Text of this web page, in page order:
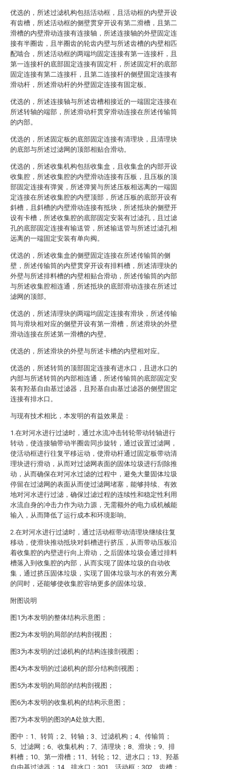
优选的，所述过滤机构包括活动框，且活动框的内壁开设
有齿槽，所述活动框的侧壁贯穿开设有第二滑槽，且第二
滑槽的内壁滑动连接有连接轴，所述连接轴的外壁固定连
接有半圈齿，且半圈齿的轮齿内壁与所述齿槽的内壁相匹
配啮合，所述活动框的两端均固定连接有第一连接杆，且
第一连接杆的底部固定连接有固定杆，所述固定杆的底部
固定连接有第二连接杆，且第二连接杆的侧壁固定连接有
滑动杆，所述滑动杆的外壁固定连接有固定板。
优选的，所述连接轴与所述齿槽相接近的一端固定连接在
所述转轴的端部，所述滑动杆贯穿滑动连接在所述传输筒
的内部。
优选的，所述固定板的底部固定连接有清理块，且清理块
的底部与所述过滤网的顶部相贴合滑动。
优选的，所述收集机构包括收集盒，且收集盒的内部开设
收集腔，所述收集腔的内壁滑动连接有压板，且压板的顶
部固定连接有弹簧，所述弹簧与所述压板相远离的一端固
定连接在所述收集腔的内壁顶部，所述压板的底部开设有
斜槽，且斜槽的内壁滑动连接有抵块，所述抵块的侧壁开
设有卡槽，所述收集腔的底部固定安装有过滤孔，且过滤
孔的底部固定连接有输送管，所述输送管与所述过滤孔相
远离的一端固定安装有单向阀。
优选的，所述收集盒的侧壁固定连接在所述传输筒的侧
壁，所述传输筒的内壁贯穿开设有排料槽，所述清理块的
外壁与所述排料槽的内壁相贴合滑动，所述传输筒的内部
与所述收集腔相连通，所述抵块的底部滑动连接在所述过
滤网的顶部。
优选的，所述清理块的两端均固定连接有滑块，所述传输
筒与滑块相对应的侧壁开设有第一滑槽，所述滑块的外壁
滑动连接在所述第一滑槽的内壁。
优选的，所述滑块的外壁与所述卡槽的内壁相对应。
优选的，所述转筒的顶部固定连接有进水口，且进水口的
内部与所述转筒的内部相连通，所述传输筒的底部固定安
装有羟基自由基过滤器，且羟基自由基过滤器的侧壁固定
连接有排水口。
与现有技术相比，本发明的有益效果是：
1.在对河水进行过滤时，通过水流冲击转轮带动转轴进行
转动，使连接轴带动半圈齿同步旋转，通过设置过滤网，
使活动框进行往复平移运动，使滑动杆通过固定板带动清
理块进行滑动，从而对过滤网表面的固体垃圾进行刮除推
动，从而确保在对河水过滤的过程中，避免大量固体垃圾
停留在过滤网的表面从而使过滤网堵塞，能够持续、有效
地对河水进行过滤，确保过滤过程的连续性和稳定性利用
水流自身的冲击力作为动力源，无需额外的电力或机械能
输入，从而降低了运行成本和环境影响。
2.在对河水进行过滤时，通过活动框带动清理块继续往复
移动，使滑块推动抵块对斜槽进行挤压，从而带动压板沿
着收集腔的内壁进行向上滑动，之后固体垃圾会通过排料
槽落入到收集腔的内部，从而实现了固体垃圾的自动收
集，通过挤压固体垃圾，实现了固体垃圾与水的有效分离
的同时，还能够使收集腔容纳更多的固体垃圾。
附图说明
图1为本发明的整体结构示意图；
图2为本发明的局部的结构剖视图；
图3为本发明的过滤机构的结构连接剖视图；
图4为本发明的过滤机构的部分结构剖视图；
图5为本发明的局部的结构剖视图；
图6为本发明的收集机构的结构示意图；
图7为本发明的图3的A处放大图。
图中：1、转筒；2、转轴；3、过滤机构；4、传输筒；
5、过滤网；6、收集机构；7、清理块；8、滑块；9、排
料槽；10、第一滑槽；11、转轮；12、进水口；13、羟基
自由基过滤器；14、排水口；301、活动框；302、齿槽；